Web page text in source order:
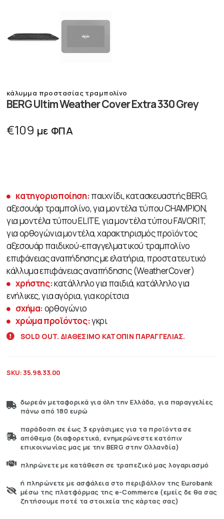
κάλυμμα προστασίας τραμπολίνο
BERG Ultim Weather Cover Extra 330 Grey
€109 με ΦΠΑ
κατηγοριοποίηση:παιχνίδι, κατασκευαστής BERG,
αξεσουάρ τραμπολίνο, για μοντέλα τύπου CHAMPION,
για μοντέλα τύπου ELITE, για μοντέλα τύπου FAVORIT,
για ορθογώνια μοντέλα, χαρακτηρισμός προϊόντος
αξεσουάρ παιδικού-επαγγελματικού τραμπολίνο
επιφάνειας αναπήδησης με ελατήρια, προστατευτικό
κάλλυμα επιφάνειας αναπήδησης (WeatherCover)
χρήστης:κατάλληλο για παιδιά, κατάλληλο για
ενήλικες, για αγόρια, για κορίτσια
σχήμα:ορθογώνιο
χρώμα προϊόντος:γκρι
SOLD OUT. ΔΙΑΘΕΣΙΜΟ ΚΑΤΟΠΙΝ ΠΑΡΑΓΓΕΛΙΑΣ.
SKU: 35.98.33.00
δωρεάν μεταφορικά για όλη την Ελλάδα, για παραγγελίες
πάνω από 180 ευρώ
παράδοση σε έως 3 εργάσιμες για τα προϊόντα σε
απόθεμα (διαφορετικά, ενημερώνεστε κατόπιν
επικοινωνίας μας με την BERG στην Ολλανδία)
πληρώνετε με κατάθεση σε τραπεζικό μας λογαριασμό
ή πληρώνετε με ασφάλεια στο περιβάλλον της Eurobank
μέσω της πλατφόρμας της e-Commerce (εμείς δε θα σας
ζητήσουμε ποτέ τα στοιχεία της κάρτας σας)